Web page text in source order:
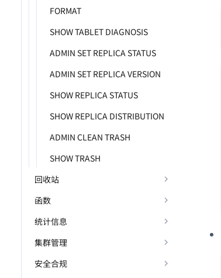
FORMAT
SHOW TABLET DIAGNOSIS
ADMIN SET REPLICA STATUS
ADMIN SET REPLICA VERSION
SHOW REPLICA STATUS
SHOW REPLICA DISTRIBUTION
ADMIN CLEAN TRASH
SHOW TRASH
回收站
函数
统计信息
集群管理
安全合规